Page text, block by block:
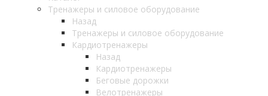
Тренажеры и силовое оборудование
Назад
Тренажеры и силовое оборудование
Кардиотренажеры
Назад
Кардиотренажеры
Беговые дорожки
Велотренажеры